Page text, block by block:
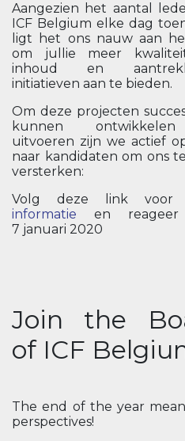
Aangezien het aantal
ICF Belgium elke dag
ligt het ons nauw aan
om jullie meer
inhoud en
initiatieven aan te bieden.
Om deze projecten
kunnen
uitvoeren zijn we actief
naar kandidaten om ons
versterken:
Volg deze link voor
informatie en reageer
7 januari 2020
Join the
of ICF
The end of the year
perspectives!